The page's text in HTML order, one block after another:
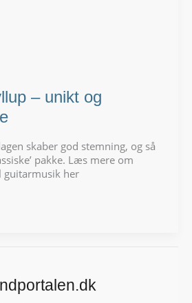
– unikt og
skaber god stemning, og så
pakke. Læs mere om
guitarmusik her